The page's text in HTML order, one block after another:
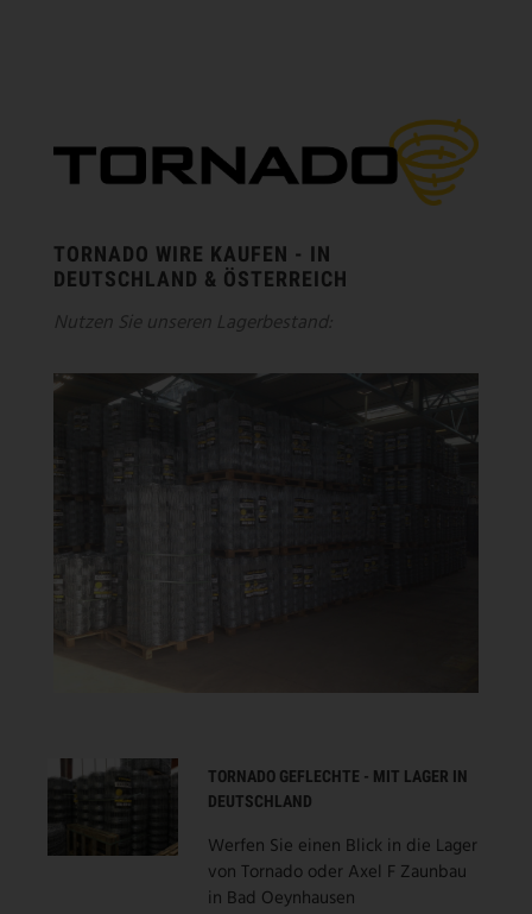
TORNADO WIRE KAUFEN - IN
DEUTSCHLAND & ÖSTERREICH
Nutzen Sie unseren Lagerbestand:
TORNADO GEFLECHTE - MIT LAGER IN
DEUTSCHLAND
Werfen Sie einen Blick in die Lager
von Tornado oder Axel F Zaunbau
in Bad Oeynhausen